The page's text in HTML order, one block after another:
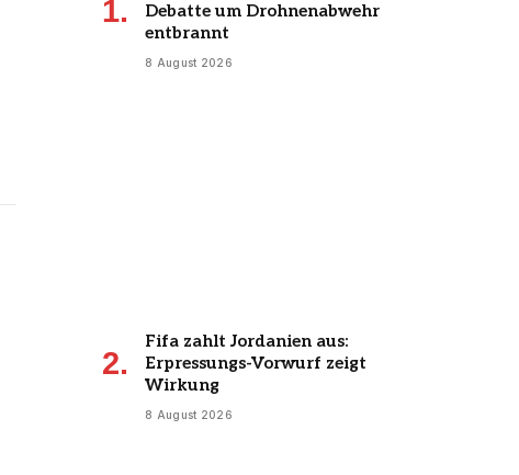
Debatte um Drohnenabwehr
entbrannt
8 August 2026
Fifa zahlt Jordanien aus:
Erpressungs-Vorwurf zeigt
Wirkung
8 August 2026